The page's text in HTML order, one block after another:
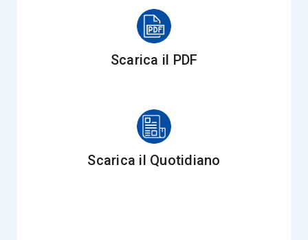
Scarica il PDF
Scarica il Quotidiano